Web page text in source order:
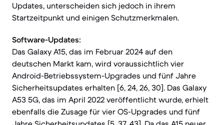
Updates, unterscheiden sich jedoch in ihrem
Startzeitpunkt und einigen Schutzmerkmalen.
Software-Updates:
Das Galaxy A15, das im Februar 2024 auf den
deutschen Markt kam, wird voraussichtlich vier
Android-Betriebssystem-Upgrades und fünf Jahre
Sicherheitsupdates erhalten [6, 24, 26, 30]. Das Galaxy
A53 5G, das im April 2022 veröffentlicht wurde, erhielt
ebenfalls die Zusage für vier OS-Upgrades und fünf